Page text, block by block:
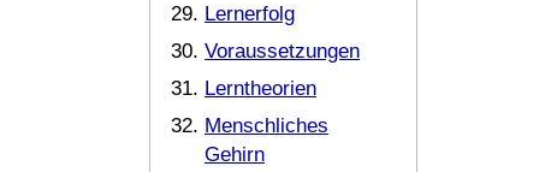
Lernerfolg
Voraussetzungen
Lerntheorien
Menschliches
Gehirn